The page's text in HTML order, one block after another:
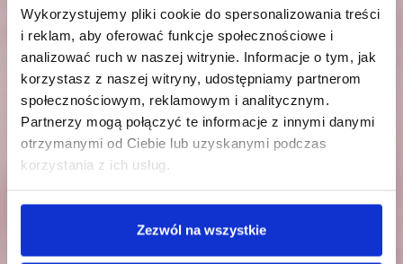
Wykorzystujemy pliki cookie do spersonalizowania treści
i reklam, aby oferować funkcje społecznościowe i
analizować ruch w naszej witrynie. Informacje o tym, jak
korzystasz z naszej witryny, udostępniamy partnerom
społecznościowym, reklamowym i analitycznym.
Partnerzy mogą połączyć te informacje z innymi danymi
otrzymanymi od Ciebie lub uzyskanymi podczas
korzystania z ich usług.
Zezwól na wszystkie